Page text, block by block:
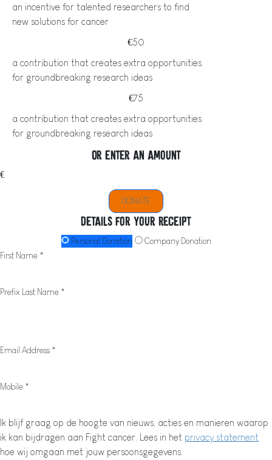
an incentive for talented researchers to find
new solutions for cancer
€50
a contribution that creates extra opportunities
for groundbreaking research ideas
€75
a contribution that creates extra opportunities
for groundbreaking research ideas
Or enter an amount
€
DONATE
Details for your receipt
Personal Donation
Company Donation
First Name *
Prefix Last Name *
Email Address *
Mobile *
Ik blijf graag op de hoogte van nieuws, acties en manieren waarop
ik kan bijdragen aan Fight cancer. Lees in het privacy statement
hoe wij omgaan met jouw persoonsgegevens.